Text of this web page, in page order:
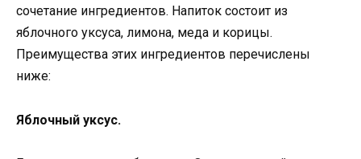
сочетание ингредиентов. Напиток состоит из
яблочного уксуса, лимона, меда и корицы.
Преимущества этих ингредиентов перечислены
ниже:
Яблочный уксус.